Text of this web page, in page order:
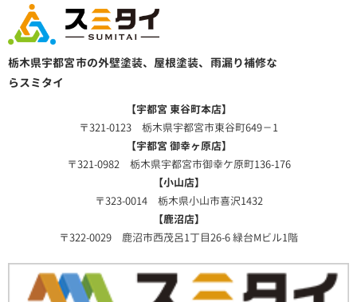
栃木県宇都宮市の外壁塗装、屋根塗装、雨漏り補修な
らスミタイ
【宇都宮 東谷町本店】
〒321-0123 栃木県宇都宮市東谷町649－1
【宇都宮 御幸ヶ原店】
〒321-0982 栃木県宇都宮市御幸ケ原町136-176
【小山店】
〒323-0014 栃木県小山市喜沢1432
【鹿沼店】
〒322-0029 鹿沼市西茂呂1丁目26-6 緑台Mビル1階